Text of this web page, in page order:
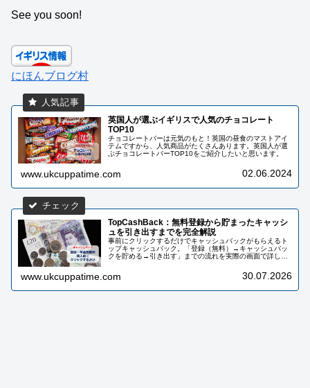
See you soon!
にほんブログ村
英国人が選ぶイギリスで人気のチョコレート
TOP10
チョコレートバーは元気のもと！英国の昼食のマストアイ
テムですから、人気商品がたくさんあります。英国人が選
ぶチョコレートバーTOP10をご紹介したいと思います。
www.ukcuppatime.com 02.06.2024
TopCashBack：無料登録から貯まったキャッシ
ュを引き出すまでを完全解説
事前にクリックするだけでキャッシュバックがもらえるト
ップキャッシュバック。「登録（無料）→キャッシュバッ
クを貯める→引き出す」までの流れを実際の画面で詳しく
www.ukcuppatime.com 30.07.2026